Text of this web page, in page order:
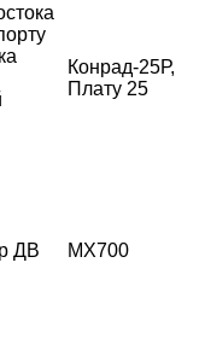
Конрад-25Р,
Плату 25
ДВ MX700